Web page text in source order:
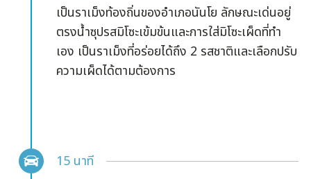
เป็นราเม็งท้องถิ่นของอำเภอนันโย ลักษณะเด่นอยู่
ตรงน้ำซุปรสมิโซะเข้มข้นและการใส่มิโซะเผ็ดที่ทำ
เอง เป็นราเม็งที่อร่อยได้ถึง 2 รสชาติและเลือกปรับ
ความเผ็ดได้ตามต้องการ
15 นาที